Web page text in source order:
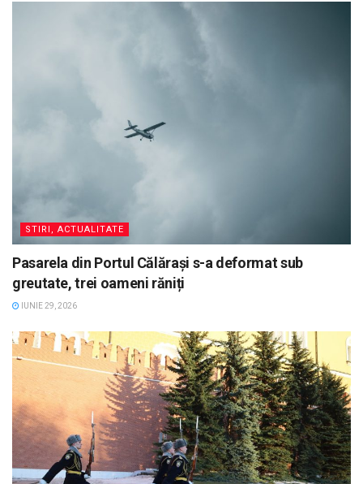
STIRI, ACTUALITATE
Pasarela din Portul Călărași s-a deformat sub
greutate, trei oameni răniți
IUNIE 29, 2026